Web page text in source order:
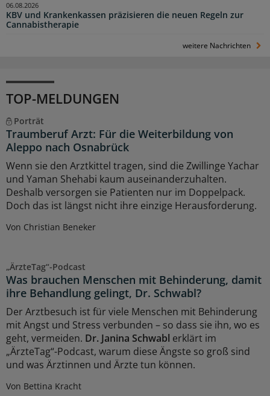
KBV und Krankenkassen präzisieren die neuen Regeln zur
Cannabistherapie
06.08.2026
weitere Nachrichten
TOP-MELDUNGEN
Porträt
Traumberuf Arzt: Für die Weiterbildung von
Aleppo nach Osnabrück
Wenn sie den Arztkittel tragen, sind die Zwillinge Yachar
und Yaman Shehabi kaum auseinanderzuhalten.
Deshalb versorgen sie Patienten nur im Doppelpack.
Doch das ist längst nicht ihre einzige Herausforderung.
Von Christian Beneker
„ÄrzteTag“-Podcast
Was brauchen Menschen mit Behinderung, damit
ihre Behandlung gelingt, Dr. Schwabl?
Der Arztbesuch ist für viele Menschen mit Behinderung
mit Angst und Stress verbunden – so dass sie ihn, wo es
geht, vermeiden. Dr. Janina Schwabl erklärt im
„ÄrzteTag“-Podcast, warum diese Ängste so groß sind
und was Ärztinnen und Ärzte tun können.
Von Bettina Kracht